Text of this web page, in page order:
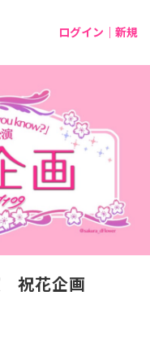
ログイン｜新規
祝花企画